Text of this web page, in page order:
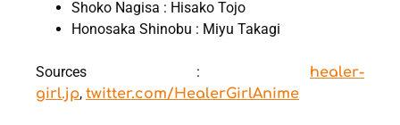
Shoko Nagisa : Hisako Tojo
Honosaka Shinobu : Miyu Takagi
Sources : healer-
girl.jp, twitter.com/HealerGirlAnime